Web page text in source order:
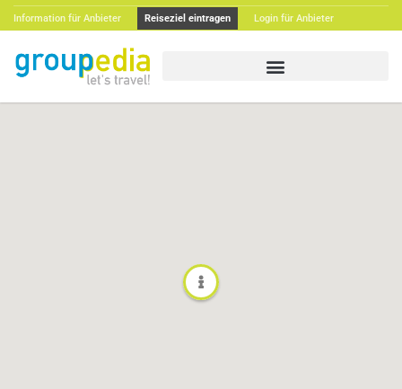
Information für Anbieter Reiseziel eintragen Login für Anbieter